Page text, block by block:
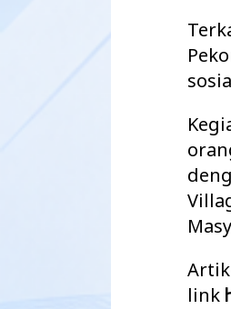
link
Maharatu Soroti Ruang Kelas
hingga Pustu Tak Layak, Minta